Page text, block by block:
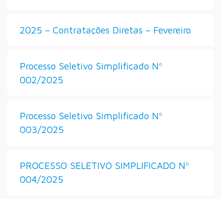
2025 – Contratações Diretas – Fevereiro
Processo Seletivo Simplificado Nº
002/2025
Processo Seletivo Simplificado Nº
003/2025
PROCESSO SELETIVO SIMPLIFICADO Nº
004/2025